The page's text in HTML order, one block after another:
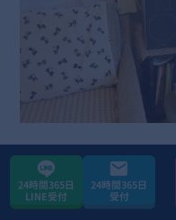
ここまでコンポの捨
ざコンポを捨てる際
わせて紹介します。
24時間365日
LINE受付
24時間365日
受付